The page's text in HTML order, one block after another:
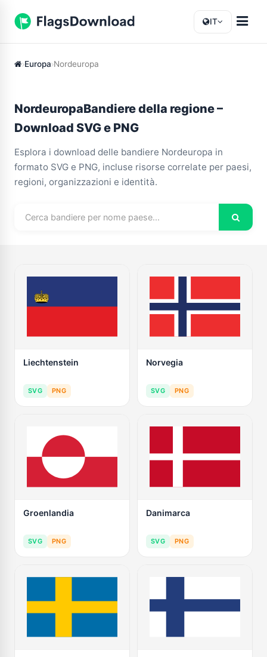
IT
Europa Nordeuropa
NordeuropaBandiere della regione –
Download SVG e PNG
Esplora i download delle bandiere Nordeuropa in
formato SVG e PNG, incluse risorse correlate per paesi,
regioni, organizzazioni e identità.
Liechtenstein
SVG PNG
Norvegia
SVG PNG
Groenlandia
SVG PNG
Danimarca
SVG PNG